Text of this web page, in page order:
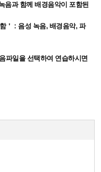
음과 함께 배경음악이 포함된
＇ : 음성 녹음, 배경음악, 파
파일을 선택하여 연습하시면